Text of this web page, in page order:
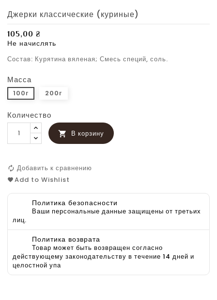
Джерки классические (куриные)
105,00 ₴
Не начислять
Состав: Курятина вяленая; Смесь специй, соль.
Масса
100г 200г
Количество
 В корзину
Добавить к сравнению
Add to Wishlist
Политика безопасности
Ваши персональные данные защищены от третьих
лиц.
Политика возврата
Товар может быть возвращен согласно
действующему законодательству в течение 14 дней и
целостной упа